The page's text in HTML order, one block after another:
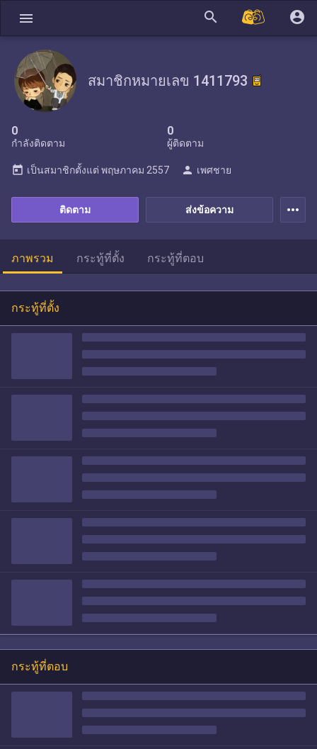
menu search account_circle
สมาชิกหมายเลข 1411793
0
กำลังติดตาม
0
ผู้ติดตาม
ส่งข้อความ
ติดตาม
today เป็นสมาชิกตั้งแต่ พฤษภาคม 2557 person เพศชาย
more_horiz
ภาพรวม กระทู้ที่ตั้ง กระทู้ที่ตอบ
กระทู้ที่ตั้ง
กระทู้ที่ตอบ